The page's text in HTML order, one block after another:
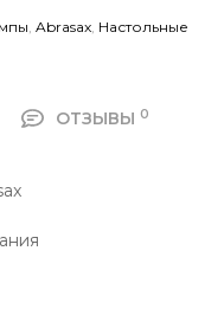
, Abrasax, Настольные
ОТЗЫВЫ 0